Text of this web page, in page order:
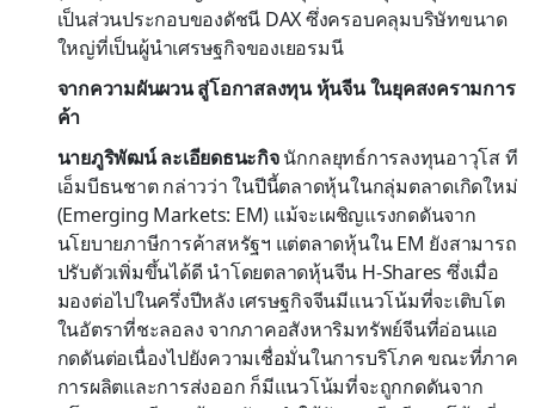
เป็นส่วนประกอบของดัชนี DAX ซึ่งครอบคลุมบริษัทขนาด
ใหญ่ที่เป็นผู้นำเศรษฐกิจของเยอรมนี
จากความผันผวน สู่โอกาสลงทุน หุ้นจีน ในยุคสงครามการ
ค้า
นายภูริพัฒน์ ละเอียดธนะกิจนักกลยุทธ์การลงทุนอาวุโส ที
เอ็มบีธนชาต กล่าวว่า ในปีนี้ตลาดหุ้นในกลุ่มตลาดเกิดใหม่
(Emerging Markets: EM) แม้จะเผชิญแรงกดดันจาก
นโยบายภาษีการค้าสหรัฐฯ แต่ตลาดหุ้นใน EM ยังสามารถ
ปรับตัวเพิ่มขึ้นได้ดี นำโดยตลาดหุ้นจีน H-Shares ซึ่งเมื่อ
มองต่อไปในครึ่งปีหลัง เศรษฐกิจจีนมีแนวโน้มที่จะเติบโต
ในอัตราที่ชะลอลง จากภาคอสังหาริมทรัพย์จีนที่อ่อนแอ
กดดันต่อเนื่องไปยังความเชื่อมั่นในการบริโภค ขณะที่ภาค
การผลิตและการส่งออก ก็มีแนวโน้มที่จะถูกกดดันจาก